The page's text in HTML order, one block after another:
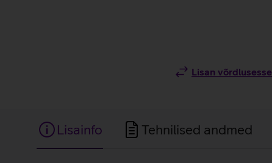
Lisan võrdlusesse
Lisainfo Tehnilised andmed